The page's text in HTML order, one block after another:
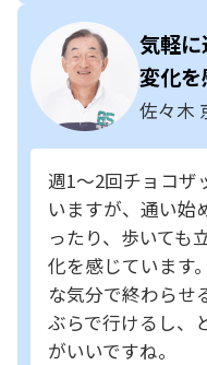
気軽
変化を
佐々木
週1～2回チョコザ
いますが、通い始
ったり、歩いても
化を感じています
な気分で終わらせ
ぶらで行けるし、
がいいですね。